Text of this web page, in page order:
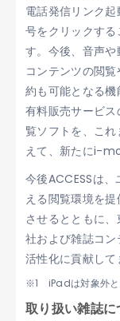
電話発信リンク起
号をクリックす
す。今後、音声
コンテンツの閲
約も可能となる
有料販売サービ
覧ソフトを、こ
えて、新たにi-
今後ACCESSは
える閲覧環境を
させるとともに
社および雑誌コ
活性化に貢献して
iPadは対象外
取り扱い雑誌に